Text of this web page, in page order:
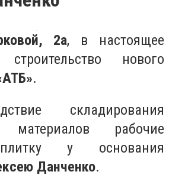
2а, в настоящее
нового
.
складирования
материалов рабочие
у основания
Данченко.